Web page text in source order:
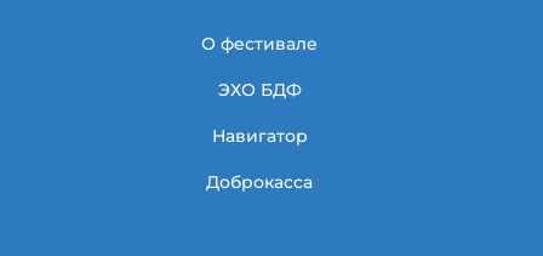
О фестивале
ЭХО БДФ
Навигатор
Доброкасса